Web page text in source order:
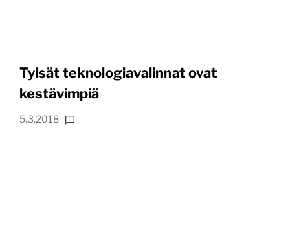
Tylsät teknologiavalinnat ovat
kestävimpiä
5.3.2018